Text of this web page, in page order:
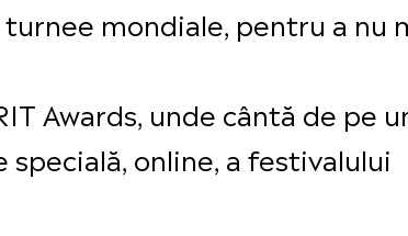
mondiale, pentru a nu
Awards, unde cântă de pe
online, a festivalului